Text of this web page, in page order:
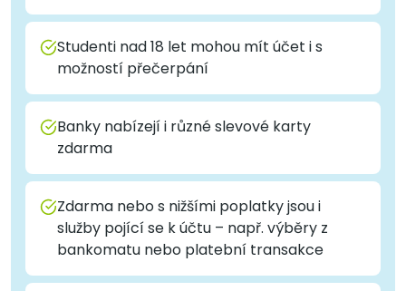
Studenti nad 18 let mohou mít účet i s
možností přečerpání
Banky nabízejí i různé slevové karty
zdarma
Zdarma nebo s nižšími poplatky jsou i
služby pojící se k účtu – např. výběry z
bankomatu nebo platební transakce